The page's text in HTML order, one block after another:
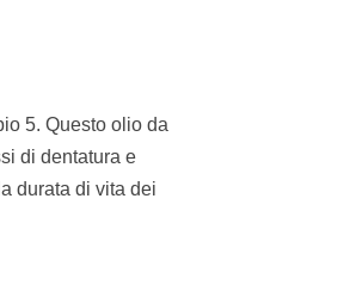
5. Questo olio da
di dentatura e
durata di vita dei